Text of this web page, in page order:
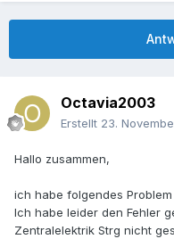
Octavia2003
Erstellt 23.
Hallo zusammen,
ich habe folgendes Problem
Ich habe leider den Fehler
Zentralelektrik Strg nicht